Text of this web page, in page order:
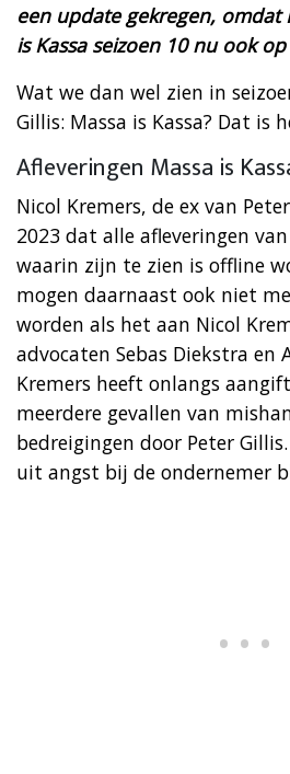
een update gekregen, omdat
is Kassa seizoen 10 nu ook
Wat we dan wel zien in
Gillis: Massa is Kassa? Dat is
Afleveringen Massa is
Nicol Kremers, de ex van
2023 dat alle afleveringen van
waarin zijn te zien is offline
mogen daarnaast ook niet
worden als het aan Nicol
advocaten Sebas Diekstra en
Kremers heeft onlangs
meerdere gevallen van
bedreigingen door Peter
uit angst bij de ondernemer